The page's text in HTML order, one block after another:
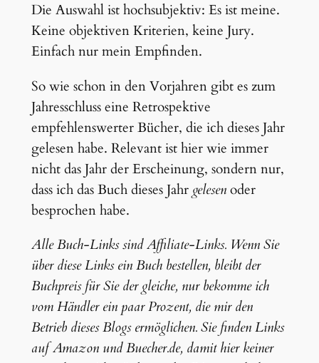
Die Auswahl ist hochsubjektiv: Es ist meine.
Keine objektiven Kriterien, keine Jury.
Einfach nur mein Empfinden.
So wie schon in den Vorjahren gibt es zum
Jahresschluss eine Retrospektive
empfehlenswerter Bücher, die ich dieses Jahr
gelesen habe. Relevant ist hier wie immer
nicht das Jahr der Erscheinung, sondern nur,
dass ich das Buch dieses Jahr gelesenoder
besprochen habe.
Alle Buch-Links sind Affiliate-Links. Wenn Sie
über diese Links ein Buch bestellen, bleibt der
Buchpreis für Sie der gleiche, nur bekomme ich
vom Händler ein paar Prozent, die mir den
Betrieb dieses Blogs ermöglichen. Sie finden Links
auf Amazon und Buecher.de, damit hier keiner